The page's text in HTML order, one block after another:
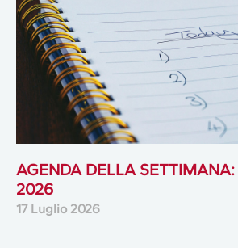
AGENDA DELLA
2026
17 Luglio 2026